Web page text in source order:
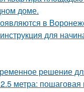
доме.
в
для
решение
метра: пошаговая